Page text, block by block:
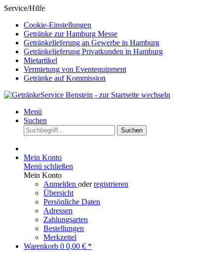
Service/Hilfe
Cookie-Einstellungen
Getränke zur Hamburg Messe
Getränkelieferung an Gewerbe in Hamburg
Getränkelieferung Privatkunden in Hamburg
Mietartikel
Vermietung von Eventequipment
Getränke auf Kommission
Menü
Suchen
Suchen
Mein Konto
Menü schließen
Mein Konto
Anmelden oderregistrieren
Übersicht
Persönliche Daten
Adressen
Zahlungsarten
Bestellungen
Merkzettel
Warenkorb 0 0,00 € *